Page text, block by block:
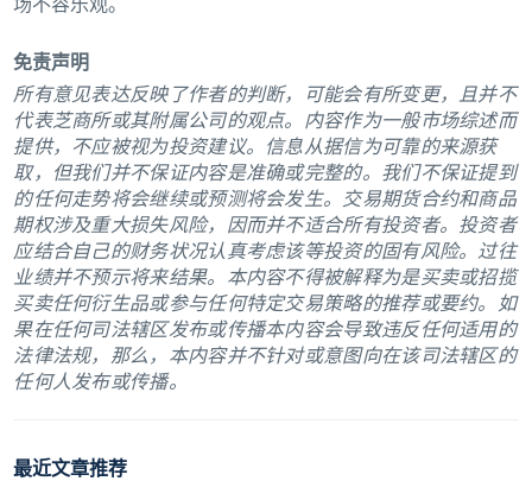
场不容乐观。
免责声明
所有意见表达反映了作者的判断，可能会有所变更，且并不
代表芝商所或其附属公司的观点。内容作为一般市场综述而
提供，不应被视为投资建议。信息从据信为可靠的来源获
取，但我们并不保证内容是准确或完整的。我们不保证提到
的任何走势将会继续或预测将会发生。交易期货合约和商品
期权涉及重大损失风险，因而并不适合所有投资者。投资者
应结合自己的财务状况认真考虑该等投资的固有风险。过往
业绩并不预示将来结果。本内容不得被解释为是买卖或招揽
买卖任何衍生品或参与任何特定交易策略的推荐或要约。如
果在任何司法辖区发布或传播本内容会导致违反任何适用的
法律法规，那么，本内容并不针对或意图向在该司法辖区的
任何人发布或传播。
最近文章推荐